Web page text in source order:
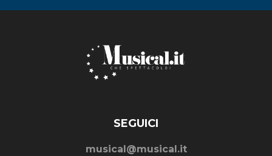
SEGUICI
musical@musical.it